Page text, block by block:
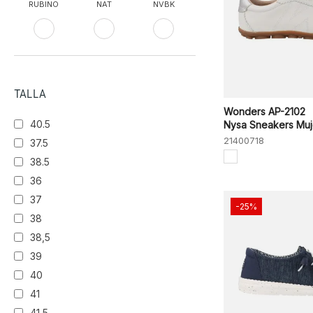
RUBINO NAT NVBK
MULTI CANDY
FANGO
Morado
Dorado
TALLA
40.5
37.5
38.5
36
37
38
38,5
39
40
41
Wonders AP-2102
Nysa Sneakers
21400718
-25%